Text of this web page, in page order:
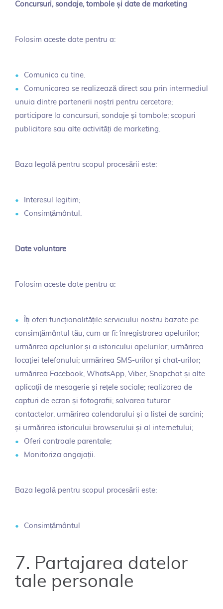
Concursuri, sondaje, tombole și date de marketing
Folosim aceste date pentru a:
Comunica cu tine.
Comunicarea se realizează direct sau prin intermediul
unuia dintre partenerii noștri pentru cercetare;
participare la concursuri, sondaje și tombole; scopuri
publicitare sau alte activități de marketing.
Baza legală pentru scopul procesării este:
Interesul legitim;
Consimțământul.
Date voluntare
Folosim aceste date pentru a:
Îți oferi funcționalitățile serviciului nostru bazate pe
consimțământul tău, cum ar fi: înregistrarea apelurilor;
urmărirea apelurilor și a istoricului apelurilor; urmărirea
locației telefonului; urmărirea SMS-urilor și chat-urilor;
urmărirea Facebook, WhatsApp, Viber, Snapchat și alte
aplicații de mesagerie și rețele sociale; realizarea de
capturi de ecran și fotografii; salvarea tuturor
contactelor, urmărirea calendarului și a listei de sarcini;
și urmărirea istoricului browserului și al internetului;
Oferi controale parentale;
Monitoriza angajații.
Baza legală pentru scopul procesării este:
Consimțământul
7. Partajarea datelor
tale personale